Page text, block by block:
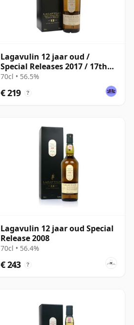
Lagavulin 12 jaar oud /
Special Releases 2017 / 17th
Release
70cl • 56.5%
€ 219 ?
Lagavulin 12 jaar oud Special
Release 2008
70cl • 56.4%
€ 243 ?